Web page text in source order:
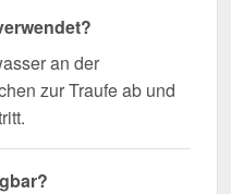
an der
zur Traufe ab und